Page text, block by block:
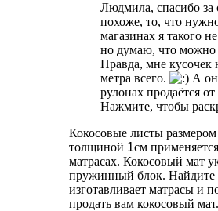
Людмила, спасибо за
похоже, то, что
магазинах я такого
но думаю, что можно
Правда, мне кусочек
метра всего.
А
рулонах продаётся
Нажмите, чтобы
Кокосовые листы размером
толщиной 1см
матрасах. Кокосовый мат
пружинный блок. Найдите
изготавливает матрасы и
продать вам кокосовый мат.